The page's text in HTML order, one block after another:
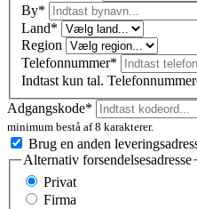
By*
Land*
Region
Telefonnummer*
Indtast kun tal.
Adgangskode*
minimum bestå af 8 karakterer.
Brug en anden
Alternativ forsendelsesadresse
Privat
Firma